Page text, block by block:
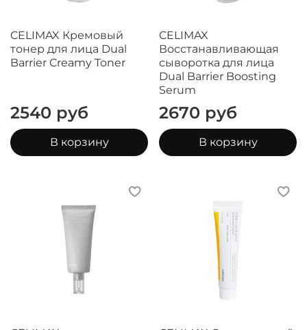
CELIMAX Кремовый
тонер для лица Dual
Barrier Creamy Toner
2540 руб
В корзину
CELIMAX
Восстанавливающая
сыворотка для лица
Dual Barrier Boosting
Serum
2670 руб
В корзину